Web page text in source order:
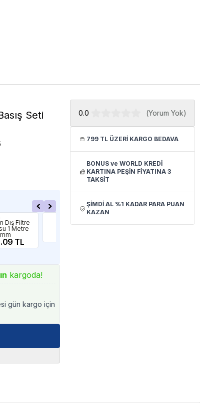
Seti
Dış Filtre
1 Metre
TL
CO2Art Siyah
kargoda!
gün kargo için
0.0 (Yorum Yok)
799 TL ÜZERİ KARGO BEDAVA
BONUS ve WORLD KREDİ
KARTINA PEŞİN FİYATINA 3
TAKSİT
ŞİMDİ AL %1 KADAR PARA PUAN
KAZAN